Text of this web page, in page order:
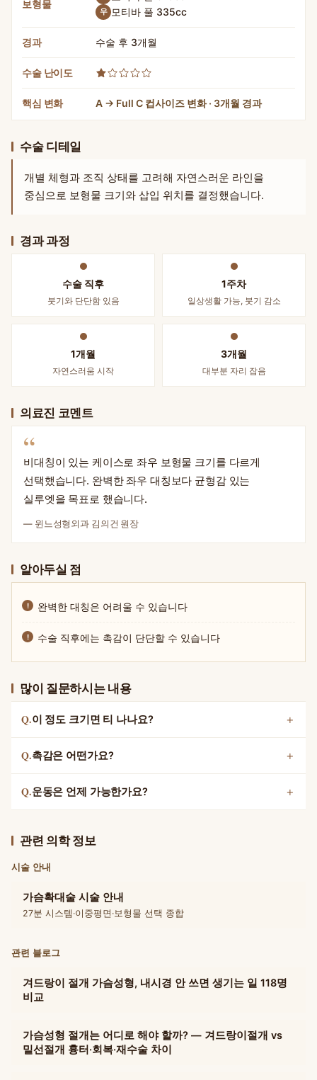
보형물
우 모티바 풀 335cc
경과 수술 후 3개월
수술 난이도
핵심 변화 A → Full C 컵사이즈 변화 · 3개월 경과
수술 디테일
개별 체형과 조직 상태를 고려해 자연스러운 라인을
중심으로 보형물 크기와 삽입 위치를 결정했습니다.
경과 과정
수술 직후
붓기와 단단함 있음
1주차
일상생활 가능, 붓기 감소
1개월
자연스러움 시작
3개월
대부분 자리 잡음
의료진 코멘트
“
비대칭이 있는 케이스로 좌우 보형물 크기를 다르게
선택했습니다. 완벽한 좌우 대칭보다 균형감 있는
실루엣을 목표로 했습니다.
— 윈느성형외과 김의건 원장
알아두실 점
완벽한 대칭은 어려울 수 있습니다
수술 직후에는 촉감이 단단할 수 있습니다
많이 질문하시는 내용
Q.이 정도 크기면 티 나나요?
Q.촉감은 어떤가요?
Q.운동은 언제 가능한가요?
관련 의학 정보
시술 안내
가슴확대술 시술 안내
27분 시스템·이중평면·보형물 선택 종합
관련 블로그
겨드랑이 절개 가슴성형, 내시경 안 쓰면 생기는 일 118명
비교
가슴성형 절개는 어디로 해야 할까? — 겨드랑이절개 vs
밑선절개 흉터·회복·재수술 차이